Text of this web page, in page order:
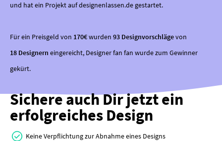
und hat ein Projekt auf designenlassen.de gestartet.
Für ein Preisgeld von 170€wurden 93 Designvorschlägevon
18 Designern eingereicht, Designer fan fan wurde zum Gewinner
gekürt.
Sichere auch Dir jetzt ein
erfolgreiches Design
Keine Verpflichtung zur Abnahme eines Designs